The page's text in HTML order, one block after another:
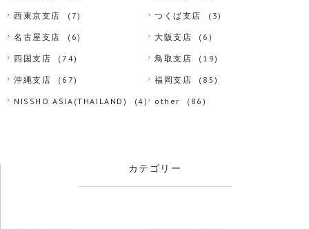
西東京支店 (7) つくば支店 (3)
名古屋支店 (6) 大阪支店 (6)
四国支店 (74) 鳥取支店 (19)
沖縄支店 (67) 福岡支店 (85)
NISSHO ASIA(THAILAND) (4) other (86)
カテゴリー